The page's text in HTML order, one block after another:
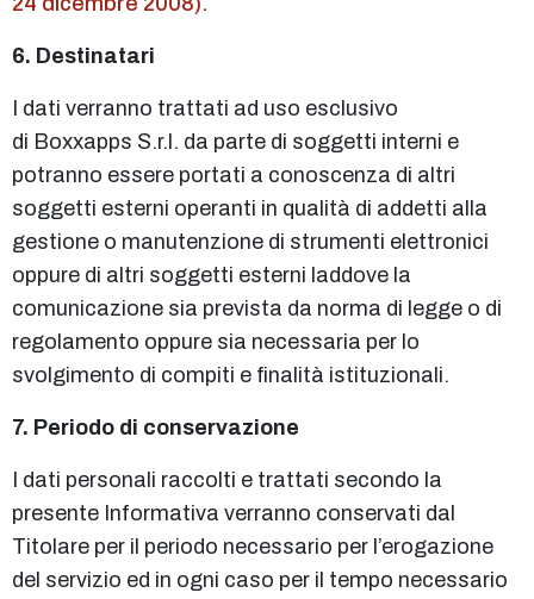
6. Destinatari
I dati verranno trattati ad uso esclusivo
di Boxxapps S.r.l. da parte di soggetti interni e
potranno essere portati a conoscenza di altri
soggetti esterni operanti in qualità di addetti alla
gestione o manutenzione di strumenti elettronici
oppure di altri soggetti esterni laddove la
comunicazione sia prevista da norma di legge o di
regolamento oppure sia necessaria per lo
svolgimento di compiti e finalità istituzionali.
7. Periodo di conservazione
I dati personali raccolti e trattati secondo la
presente Informativa verranno conservati dal
Titolare per il periodo necessario per l’erogazione
del servizio ed in ogni caso per il tempo necessario